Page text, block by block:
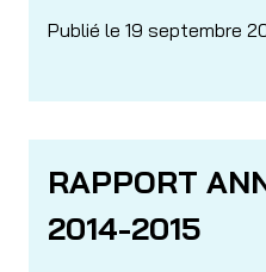
Publié le 19 septembre
RAPPORT
2014-2015